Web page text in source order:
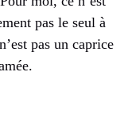
pas le seul à
pas un caprice